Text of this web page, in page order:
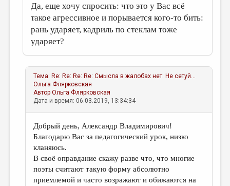
Да, еще хочу спросить: что это у Вас всё
такое агрессивное и порывается кого-то бить:
рань ударяет, кадриль по стеклам тоже
ударяет?
Тема: Re: Re: Re: Re: Смысла в жалобах нет. Не сетуй...
Ольга Флярковская
АвторОльга Флярковская
Дата и время: 06.03.2019, 13:34:34
Добрый день, Александр Владимирович!
Благодарю Вас за педагогический урок, низко
кланяюсь.
В своё оправдание скажу разве что, что многие
поэты считают такую форму абсолютно
приемлемой и часто возражают и обижаются на